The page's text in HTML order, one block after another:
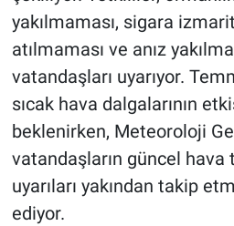
yakılmaması, sigara
atılmaması ve anız
vatandaşları uyarıyor.
sıcak hava dalgalarının
beklenirken, Meteoroloji
vatandaşların güncel hava
uyarıları yakından takip
ediyor.